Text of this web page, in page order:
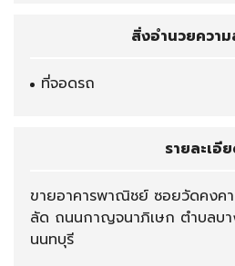
สิ่งอำนวยควา
ที่จอดรถ
รายละเอี
ขายอาคารพาณิชย์ ซอยวัดคงค
ลัด ถนนกาญจนาภิเษก ตำบลบา
นนทบุรี